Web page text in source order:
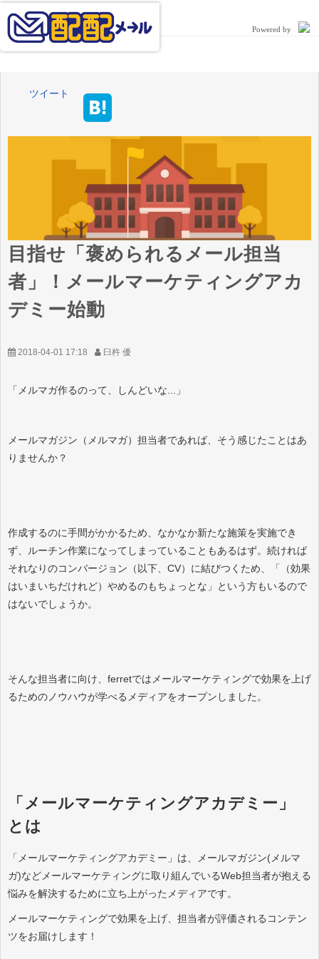
Powered by
ツイート
目指せ「褒められるメール担当
者」！メールマーケティングアカ
デミー始動
2018-04-01 17:18 臼杵 優
「メルマガ作るのって、しんどいな...」
メールマガジン（メルマガ）担当者であれば、そう感じたことはあ
りませんか？
作成するのに手間がかかるため、なかなか新たな施策を実施でき
ず、ルーチン作業になってしまっていることもあるはず。続ければ
それなりのコンバージョン（以下、CV）に結びつくため、「（効果
はいまいちだけれど）やめるのもちょっとな」という方もいるので
はないでしょうか。
そんな担当者に向け、ferretではメールマーケティングで効果を上げ
るためのノウハウが学べるメディアをオープンしました。
「メールマーケティングアカデミー」
とは
「メールマーケティングアカデミー」は、メールマガジン(メルマ
ガ)などメールマーケティングに取り組んでいるWeb担当者が抱える
悩みを解決するために立ち上がったメディアです。
メールマーケティングで効果を上げ、担当者が評価されるコンテン
ツをお届けします！